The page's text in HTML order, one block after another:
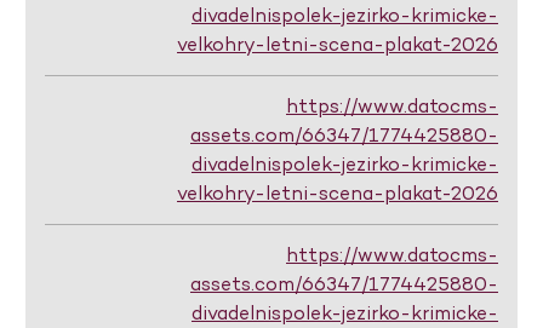
divadelnispolek-jezirko-krimicke-
velkohry-letni-scena-plakat-2026
https://www.datocms-
assets.com/66347/1774425880-
divadelnispolek-jezirko-krimicke-
velkohry-letni-scena-plakat-2026
https://www.datocms-
assets.com/66347/1774425880-
divadelnispolek-jezirko-krimicke-